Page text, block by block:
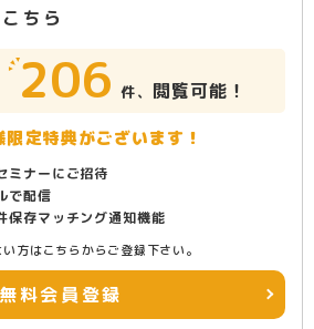
ちら
206 件、 閲覧可能！
定特典がございます！
ミナーにご招待
で配信
保存マッチング通知機能
方はこちらからご登録下さい。
無料会員登録